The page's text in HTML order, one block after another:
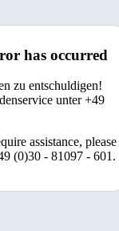
has occurred
zu entschuldigen!
unter +49
assistance, please
(0)30 - 81097 - 601.